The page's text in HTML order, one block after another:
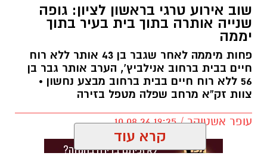
שוב אירוע טרגי בראשון לציון: גופה
שנייה אותרה בתוך בית בעיר בתוך
יממה
פחות מיממה לאחר שגבר בן 43 אותר ללא רוח
חיים בבית ברחוב אנילביץ’, הערב אותר גבר בן
56 ללא רוח חיים בבית ברחוב מבצע נחשון •
צוות זק”א מרחב שפלה מטפל בזירה
עופר אשטוקר / 19:25 10.08.26
קרא עוד